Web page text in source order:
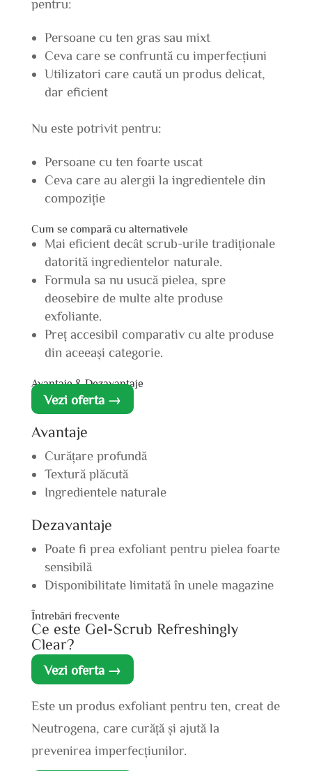
pentru:
Persoane cu ten gras sau mixt
Ceva care se confruntă cu imperfecțiuni
Utilizatori care caută un produs delicat,
dar eficient
Nu este potrivit pentru:
Persoane cu ten foarte uscat
Ceva care au alergii la ingredientele din
compoziție
Cum se compară cu alternativele
Mai eficient decât scrub-urile tradiționale
datorită ingredientelor naturale.
Formula sa nu usucă pielea, spre
deosebire de multe alte produse
exfoliante.
Preț accesibil comparativ cu alte produse
din aceeași categorie.
Avantaje & Dezavantaje
Vezi oferta →
Avantaje
Curățare profundă
Textură plăcută
Ingredientele naturale
Dezavantaje
Poate fi prea exfoliant pentru pielea foarte
sensibilă
Disponibilitate limitată în unele magazine
Întrebări frecvente
Ce este Gel-Scrub Refreshingly
Clear?
Vezi oferta →
Este un produs exfoliant pentru ten, creat de
Neutrogena, care curăță și ajută la
prevenirea imperfecțiunilor.